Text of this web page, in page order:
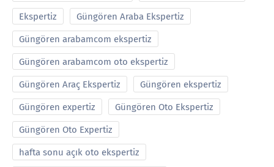
Ekspertiz Güngören Araba Ekspertiz
Güngören arabamcom ekspertiz
Güngören arabamcom oto ekspertiz
Güngören Araç Ekspertiz Güngören ekspertiz
Güngören expertiz Güngören Oto Ekspertiz
Güngören Oto Expertiz
hafta sonu açık oto ekspertiz